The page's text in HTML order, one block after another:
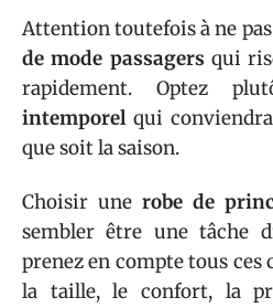
Attention toutefois à ne
de mode passagers qui
rapidement. Optez
intemporel qui
que soit la saison.
Choisir une robe de
sembler être une tâche
prenez en compte tous ces
la taille, le confort, la